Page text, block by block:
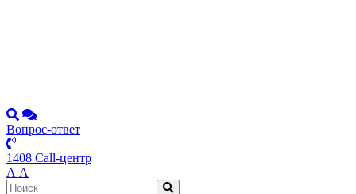
Вопрос-ответ
1408 Call-центр
А А